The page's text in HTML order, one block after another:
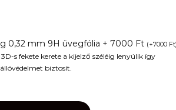
0,32 mm 9H üvegfólia + 7000 Ft (+7000 Ft
s fekete kerete a kijelző széléig lenyúlik így
biztosít.